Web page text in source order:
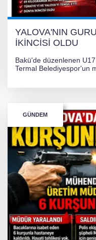
YALOVA'NIN
İKİNCİSİ OLDU
Bakü'de düzenlenen
Termal Belediyespor'un
GÜNDEM